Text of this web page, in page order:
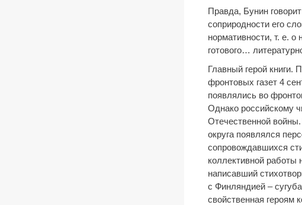
Правда, Бунин
соприродности его
нормативности, т. е.
готового…
Главный герой книги.
фронтовых газет 4
появлялись во
Однако российскому
Отечественной войны.
округа появлялся
сопровождавшихся
коллективной работы
написавший
с Финляндией –
свойственная героям